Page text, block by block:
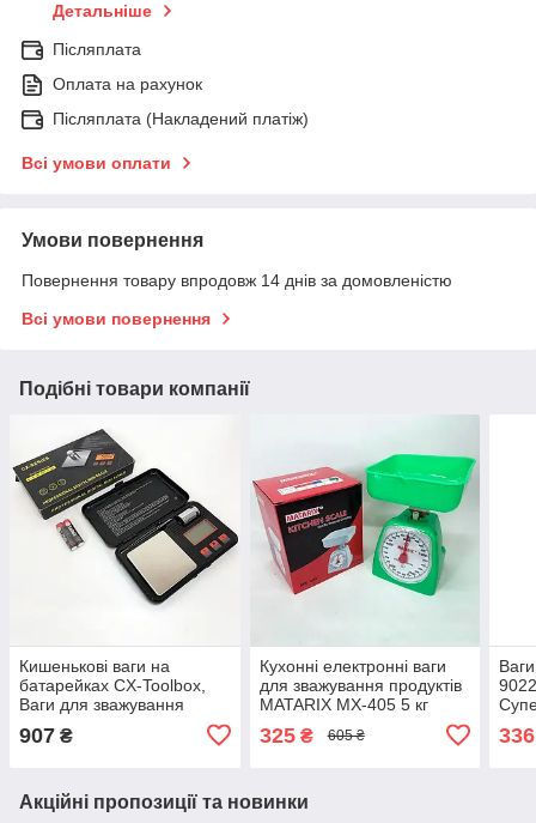
Детальніше
Післяплата
Оплата на рахунок
Післяплата (Накладений платіж)
Всі умови оплати
Умови повернення
Повернення товару впродовж 14 днів за домовленістю
Всі умови повернення
Подібні товари компанії
Кишенькові ваги на
батарейках CX-Toolbox,
Ваги для зважування
золота і срібла Точні для
прикрас FV-72
907 ₴
Кухонні електронні ваги
для зважування продуктів
MATARIX MX-405 5 кг
відмінування тари AQ-83
325₴ 605 ₴ 336
Акційні пропозиції та новинки